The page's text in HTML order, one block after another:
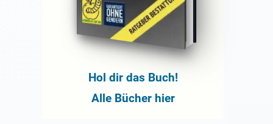
Hol dir das Buch!
Alle Bücher hier